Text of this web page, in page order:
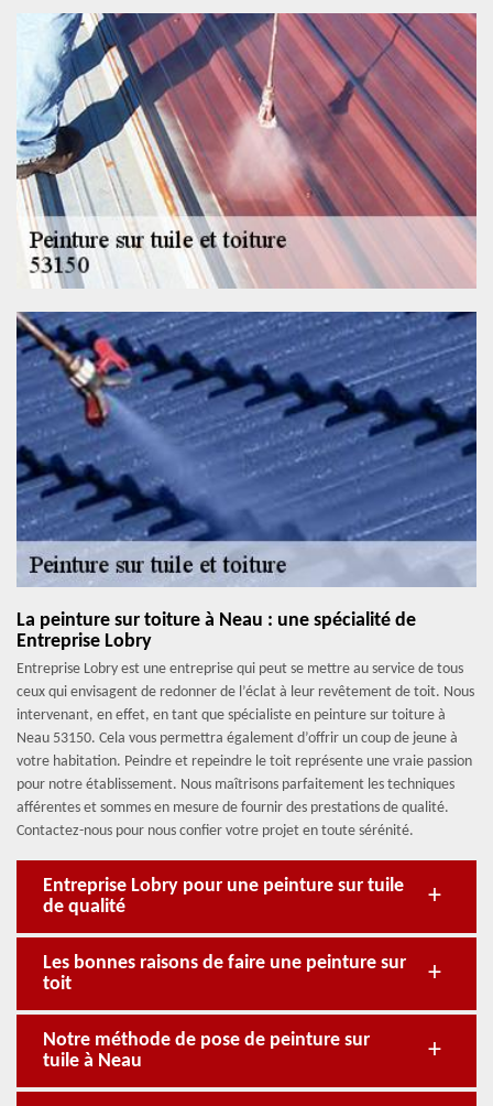
La peinture sur toiture à Neau : une spécialité de
Entreprise Lobry
Entreprise Lobry est une entreprise qui peut se mettre au service de tous
ceux qui envisagent de redonner de l’éclat à leur revêtement de toit. Nous
intervenant, en effet, en tant que spécialiste en peinture sur toiture à
Neau 53150. Cela vous permettra également d’offrir un coup de jeune à
votre habitation. Peindre et repeindre le toit représente une vraie passion
pour notre établissement. Nous maîtrisons parfaitement les techniques
afférentes et sommes en mesure de fournir des prestations de qualité.
Contactez-nous pour nous confier votre projet en toute sérénité.
Entreprise Lobry pour une peinture sur tuile
de qualité
Les bonnes raisons de faire une peinture sur
toit
Notre méthode de pose de peinture sur
tuile à Neau